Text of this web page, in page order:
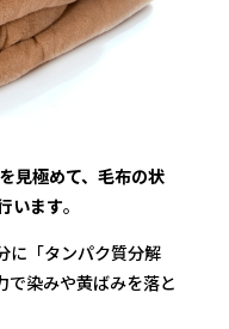
見極めて、毛布の状
います。
に「タンパク質分解
で染みや黄ばみを落と